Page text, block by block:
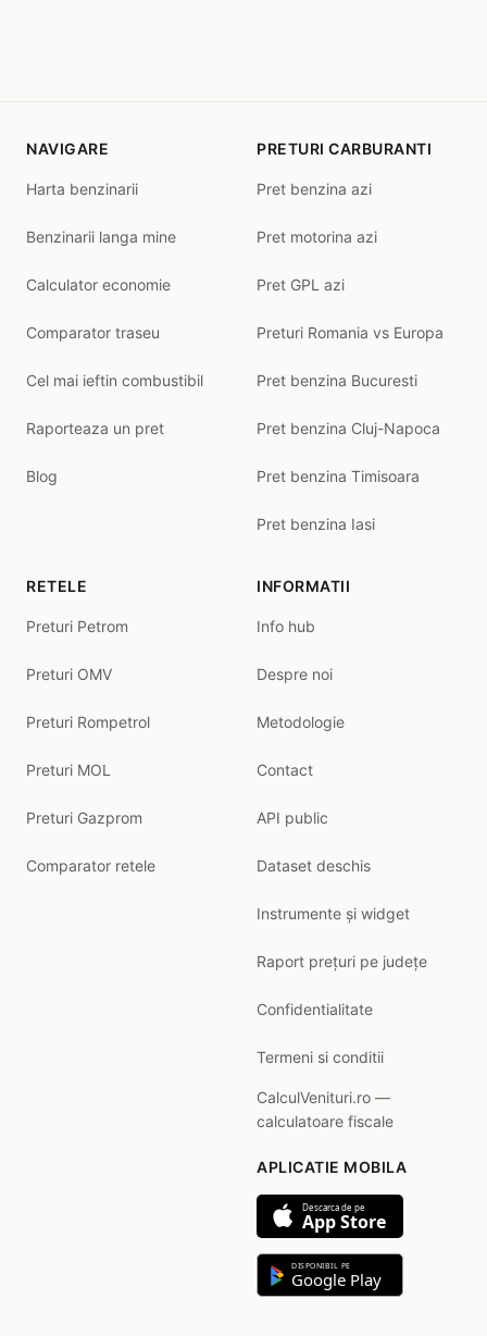
NAVIGARE
Harta benzinarii
Benzinarii langa mine
Calculator economie
Comparator traseu
Cel mai ieftin combustibil
Raporteaza un pret
Blog
PRETURI CARBURANTI
Pret benzina azi
Pret motorina azi
Pret GPL azi
Preturi Romania vs Europa
Pret benzina Bucuresti
Pret benzina Cluj-Napoca
Pret benzina Timisoara
Pret benzina Iasi
RETELE
Preturi Petrom
Preturi OMV
Preturi Rompetrol
Preturi MOL
Preturi Gazprom
Comparator retele
INFORMATII
Info hub
Despre noi
Metodologie
Contact
API public
Dataset deschis
Instrumente și widget
Raport prețuri pe județe
Confidentialitate
Termeni si conditii
CalculVenituri.ro —
calculatoare fiscale
APLICATIE MOBILA
Descarca de pe
App Store
DISPONIBIL PE
Google Play